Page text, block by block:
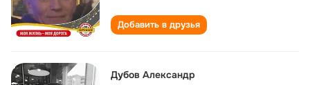
Добавить в друзья
Дубов Александр